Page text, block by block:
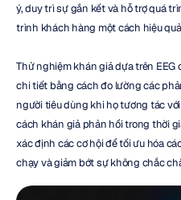
ý, duy trì sự gắn kết và hỗ trợ quá
trình khách hàng một cách hiệu
Thử nghiệm khán giả dựa trên
chi tiết bằng cách đo lường các
người tiêu dùng khi họ tương tác
cách khán giả phản hồi trong thời
xác định các cơ hội để tối ưu hóa
chạy và giảm bớt sự không chắc